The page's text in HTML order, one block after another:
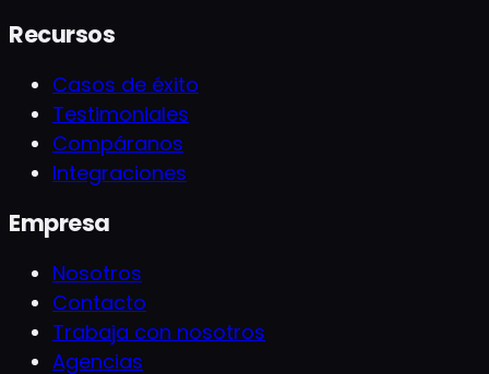
Recursos
Casos de éxito
Testimoniales
Compáranos
Integraciones
Empresa
Nosotros
Contacto
Trabaja con nosotros
Agencias